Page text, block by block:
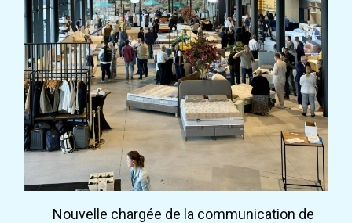
Nouvelle chargée de la communication de